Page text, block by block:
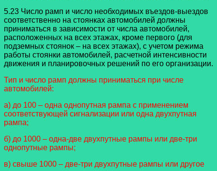
5.23 Число рамп и число необходимых въездов-выездов
соответственно на стоянках автомобилей должны
приниматься в зависимости от числа автомобилей,
расположенных на всех этажах, кроме первого (для
подземных стоянок – на всех этажах), с учетом режима
работы стоянки автомобилей, расчетной интенсивности
движения и планировочных решений по его организации.
Тип и число рамп должны приниматься при числе
автомобилей:
а) до 100 – одна однопутная рампа с применением
соответствующей сигнализации или одна двухпутная
рампа;
б) до 1000 – одна-две двухпутные рампы или две-три
однопутные рампы;
в) свыше 1000 – две-три двухпутные рампы или другое